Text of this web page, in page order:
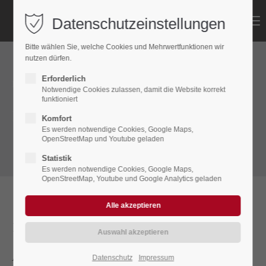
Login
Benutzername
Passwort
Anmelden
Register|Lost your password?
Support
Menu
Datenschutz
Dachdeckerei Krasniqi GmbH
1. Datenschutz auf einen Blick
Allgemeine Hinweise
Datenschutzeinstellungen
Bitte wählen Sie, welche Cookies und Mehrwertfunktionen wir
nutzen dürfen.
Erforderlich
Notwendige Cookies zulassen, damit die Website korrekt
funktioniert
Komfort
Es werden notwendige Cookies, Google Maps,
OpenStreetMap und Youtube geladen
Statistik
Es werden notwendige Cookies, Google Maps,
OpenStreetMap, Youtube und Google Analytics geladen
Datenschutz Impressum